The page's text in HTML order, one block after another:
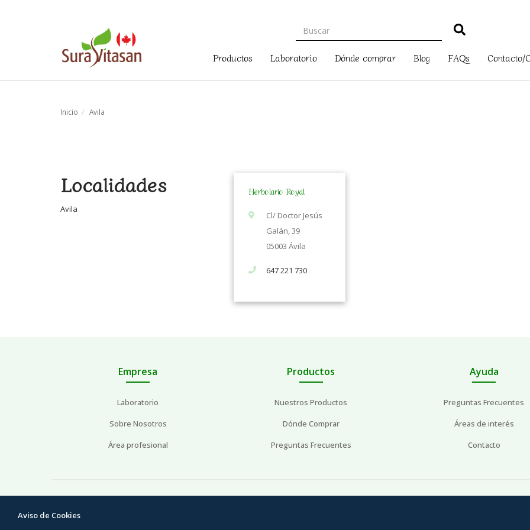
Productos Laboratorio Dónde comprar Blog FAQs Contacto/
Inicio Avila
Localidades
Avila
Herbolario Royal
Cl/ Doctor Jesús
Galán, 39
05003 Ávila
647 221 730
Empresa
Laboratorio
Sobre Nosotros
Área profesional
Productos
Nuestros Productos
Dónde Comprar
Preguntas Frecuentes
Ayuda
Preguntas Frecuentes
Áreas de interés
Contacto
Aviso de Cookies